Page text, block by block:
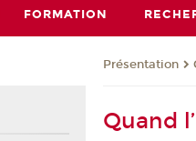
FORMATION
Présentation
Quand